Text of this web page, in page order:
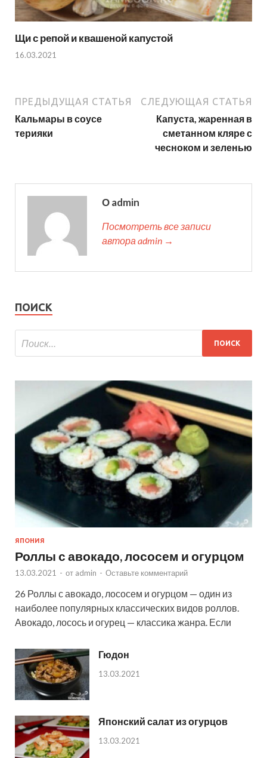
Щи с репой и квашеной капустой
16.03.2021
ПРЕДЫДУЩАЯ СТАТЬЯ
Кальмары в соусе
терияки
СЛЕДУЮЩАЯ СТАТЬЯ
Капуста, жаренная в
сметанном кляре с
чесноком и зеленью
О admin
Посмотреть все записи
автора admin →
ПОИСК
ЯПОНИЯ
Роллы с авокадо, лососем и огурцом
13.03.2021 - от admin - Оставьте комментарий
26 Роллы с авокадо, лососем и огурцом — один из
наиболее популярных классических видов роллов.
Авокадо, лосось и огурец — классика жанра. Если
Гюдон
13.03.2021
Японский салат из огурцов
13.03.2021